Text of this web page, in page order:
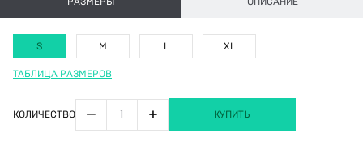
S M L XL
ТАБЛИЦА РАЗМЕРОВ
КОЛИЧЕСТВО − + КУПИТЬ